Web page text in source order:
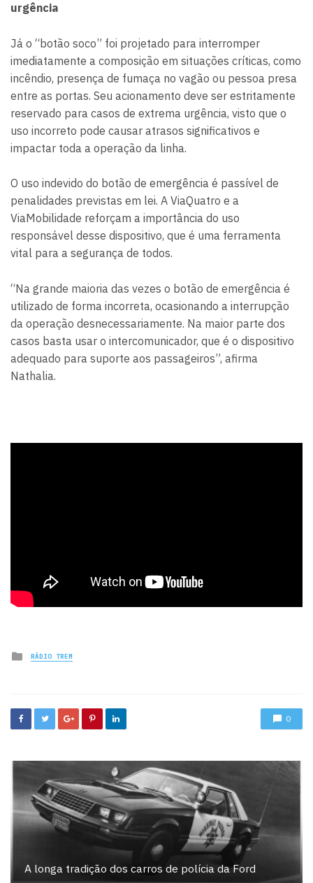
urgência
Já o “botão soco” foi projetado para interromper
imediatamente a composição em situações críticas, como
incêndio, presença de fumaça no vagão ou pessoa presa
entre as portas. Seu acionamento deve ser estritamente
reservado para casos de extrema urgência, visto que o
uso incorreto pode causar atrasos significativos e
impactar toda a operação da linha.
O uso indevido do botão de emergência é passível de
penalidades previstas em lei. A ViaQuatro e a
ViaMobilidade reforçam a importância do uso
responsável desse dispositivo, que é uma ferramenta
vital para a segurança de todos.
“Na grande maioria das vezes o botão de emergência é
utilizado de forma incorreta, ocasionando a interrupção
da operação desnecessariamente. Na maior parte dos
casos basta usar o intercomunicador, que é o dispositivo
adequado para suporte aos passageiros”, afirma
Nathalia.
Posted
in
RÁDIO TREM
0
A longa tradição dos carros de polícia da Ford